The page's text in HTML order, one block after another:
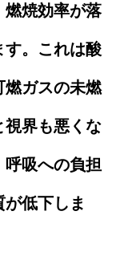
燃焼効率が落
す。これは酸
燃ガスの未燃
視界も悪くな
呼吸への負担
低下しま